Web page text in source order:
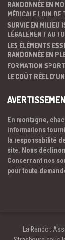
RANDONNÉE EN
MÉDICALE LOIN DE
SURVIE EN MILIEU
LÉGALEMENT
LES ÉLÉMENTS
RANDONNÉE EN
FORMATION
LE COÛT RÉEL
En montagne,
informations
la responsabilité
site. Nous
Concernant nos
pour toute
La Rando :